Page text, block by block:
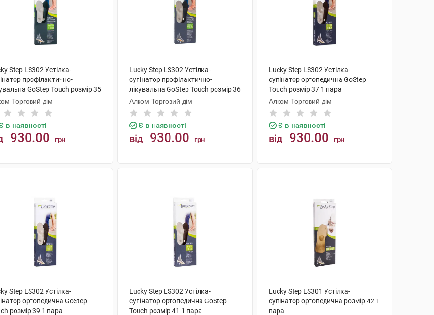
Step LS302 Устілка-
профілактично-
GoStep Touch розмір 35
Торговий дім
в наявності
930.00 грн
Lucky Step LS302 Устілка-
супінатор профілактично-
лікувальна GoStep Touch розмір 36
1 пара
Алком Торговий дім
Є в наявності
від 930.00 грн
Lucky Step LS302 Устілка-
супінатор ортопедична GoStep
Touch розмір 37 1 пара
Алком Торговий дім
Є в наявності
від 930.00 грн
Step LS302 Устілка-
ортопедична GoStep
розмір 39 1 пара
Lucky Step LS302 Устілка-
супінатор ортопедична GoStep
Touch розмір 41 1 пара
Lucky Step LS301 Устілка-
супінатор ортопедична розмір 42 1
пара